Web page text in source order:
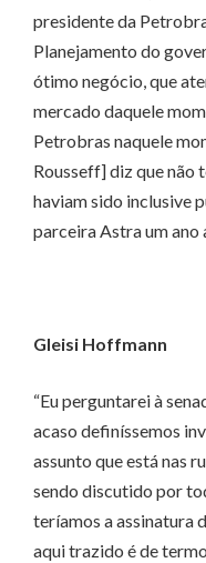
presidente da
Planejamento do
ótimo negócio, que
mercado daquele
Petrobras naquele
Rousseff] diz que não
haviam sido inclusive
parceira Astra um ano
Gleisi Hoffmann
“Eu perguntarei à
acaso definíssemos
assunto que está nas
sendo discutido por
teríamos a assinatura
aqui trazido é de